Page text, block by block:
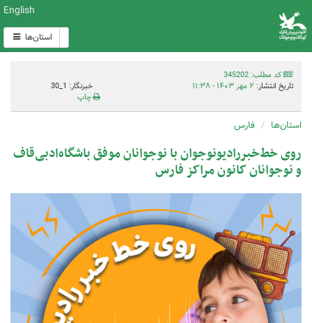
English
استان‌ها
کد مطلب: 345202
تاریخ انتشار: ۲ مهر ۱۴۰۳ - ۱۱:۳۸
خبرنگار: 1_30
چاپ
استان‌ها فارس
روی خط‌خبررادیونوجوان‌ با نوجوانان موفق باشگاه‌ادبی‌قاف
و نوجوانان کانون مراکز فارس